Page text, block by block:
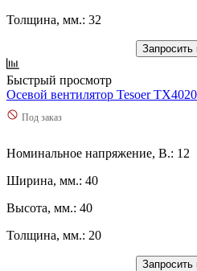
Толщина, мм.: 32
Запросить
Быстрый просмотр
Осевой вентилятор Tesoer
Под заказ
Номинальное напряжение, В.: 12
Ширина, мм.: 40
Высота, мм.: 40
Толщина, мм.: 20
Запросить